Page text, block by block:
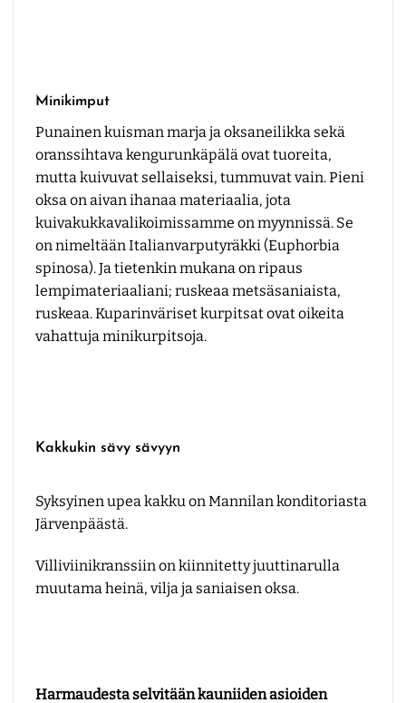
Minikimput
Punainen kuisman marja ja oksaneilikka sekä
oranssihtava kengurunkäpälä ovat tuoreita,
mutta kuivuvat sellaiseksi, tummuvat vain. Pieni
oksa on aivan ihanaa materiaalia, jota
kuivakukkavalikoimissamme on myynnissä. Se
on nimeltään Italianvarputyräkki (Euphorbia
spinosa). Ja tietenkin mukana on ripaus
lempimateriaaliani; ruskeaa metsäsaniaista,
ruskeaa. Kuparinväriset kurpitsat ovat oikeita
vahattuja minikurpitsoja.
Kakkukin sävy sävyyn
Syksyinen upea kakku onMannilan konditoriasta
Järvenpäästä.
Villiviinikranssiin on kiinnitetty juuttinarulla
muutama heinä, vilja ja saniaisen oksa.
Harmaudesta selvitään kauniiden asioiden